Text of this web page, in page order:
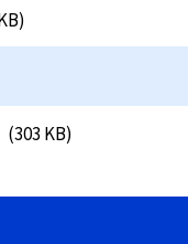
(303 KB)